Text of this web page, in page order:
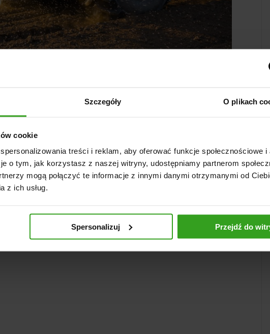
Szczegóły O plikach
cookie
treści i reklam, aby oferować funkcje społecznościowe i
o tym, jak korzystasz z naszej witryny, udostępniamy partnerom
mogą połączyć te informacje z innymi danymi otrzymanymi od
z ich usług.
Spersonalizuj Przejdź do
Przegląd nowoczesnych
Technologie w nowoczesnych rozsiewaczach nawozu
na efektywność Rodzaje i kryteria wyboru
technologii w nawożeniu ...